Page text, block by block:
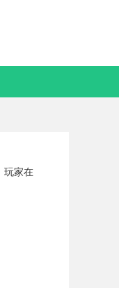
玩家在